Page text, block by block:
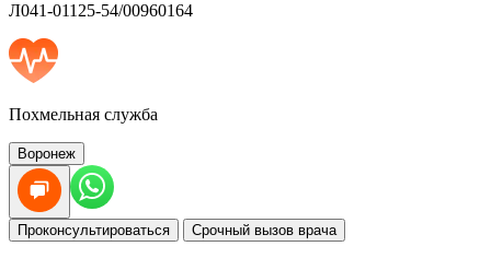
Л041-01125-54/00960164
Похмельная служба
Воронеж
Проконсультироваться Срочный вызов врача